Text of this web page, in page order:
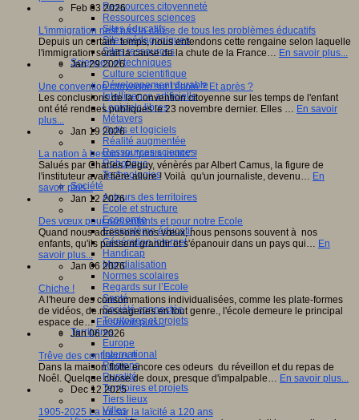
Ressources citoyenneté
Ressources sciences
Sites éducatifs
Sites pédagogiques
Sites ressources
Sciences et techniques
Culture scientifique
Développement durable
Intelligence artificielle
Logiciels libres
Métavers
Outils et logiciels
Réalité augmentée
Ressources sciences
Robotique
Technologies
Société
Acteurs des territoires
Ecole et structure
Economie
Ecosystème éducatif
Génération internet
Handicap
Mondialisation
Normes scolaires
Regards sur l’Ecole
Santé
Société connectée
Territoires et projets
Territoires
Europe
International
Régions
Ruralité
Territoires et projets
Tiers lieux
Villes
Feb 03 2026
L'immigration nest pas la cause de tous les problèmes éducatifs
Depuis un certain temps, nous entendons cette rengaine selon laquelle
l'immigration serait la cause de la chute de la France… En savoir plus...
Jan 29 2026
Une convention citoyenne sur l'école ? Et après ?
Les conclusions de la Convention citoyenne sur les temps de l'enfant
ont été rendues publiques le 23 novembre dernier. Elles … En savoir
plus...
Jan 19 2026
La nation à besoin de "petits instits" !
Salués par Charles Peguy, vénèrés par Albert Camus, la figure de
l'instituteur avait fière allure ! Voilà qu'un journaliste, devenu… En
savoir plus...
Jan 12 2026
Des vœux pour nos enfants et pour notre Ecole
Quand nous adressons nos vœux, nous pensons souvent à nos
enfants, qu'ils puissent grandir et s'épanouir dans un pays qui… En
savoir plus...
Jan 06 2026
Chiche !
A l'heure des consommations individualisées, comme les plate-formes
de vidéos, de.messageries en tout genre., l'école demeure le principal
espace de… En savoir plus...
Jan 06 2026
Trêve des confiseurs !!
Dans la maison flotte encore ces odeurs du réveillon et du repas de
Noêl. Quelque chose de doux, presque d'impalpable… En savoir plus...
Dec 12 2025
1905-2025 La loi sur la laïcité a 120 ans